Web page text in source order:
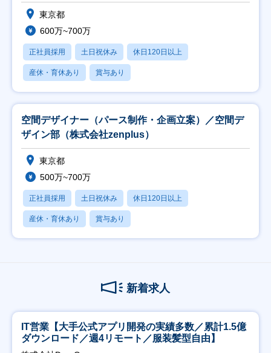
東京都
600万~700万
正社員採用 土日祝休み 休日120日以上
産休・育休あり 賞与あり
空間デザイナー（パース制作・企画立案）／空間デ
ザイン部（株式会社zenplus）
東京都
500万~700万
正社員採用 土日祝休み 休日120日以上
産休・育休あり 賞与あり
新着求人
IT営業【大手公式アプリ開発の実績多数／累計1.5億
ダウンロード／週4リモート／服装髪型自由】